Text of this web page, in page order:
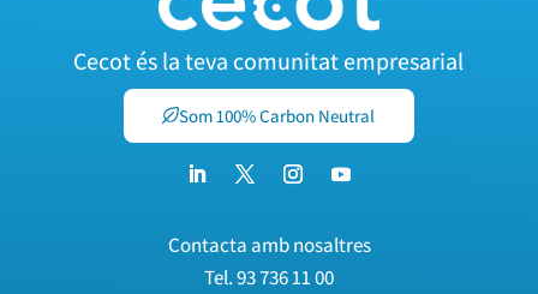
Cecot és la teva comunitat empresarial
Som 100% Carbon Neutral
Contacta amb nosaltres
Tel.93 736 11 00